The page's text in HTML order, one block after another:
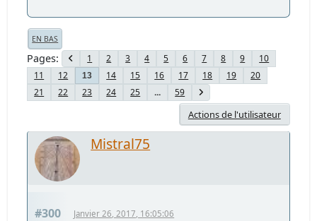
EN BAS
Pages 1 2 3 4 5 6 7 8 9
10
11
12 13 14 15 16 17 18 19
20
21
22 23 24 25 ... 59
Actions de l'utilisateur
Mistral75
#300 Janvier 26, 2017, 16:05:06